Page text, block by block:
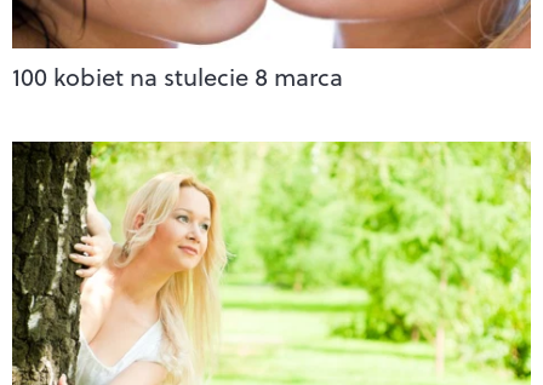
100 kobiet na stulecie 8 marca